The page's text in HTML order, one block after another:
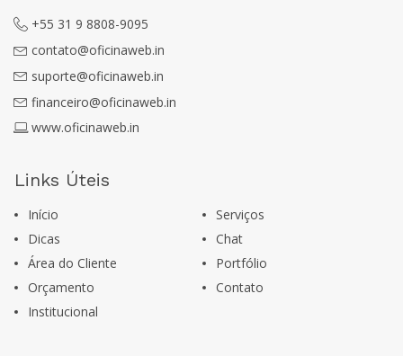
+55 31 9 8808-9095
contato@oficinaweb.in
suporte@oficinaweb.in
financeiro@oficinaweb.in
www.oficinaweb.in
Links Úteis
Início
Serviços
Dicas
Chat
Área do Cliente
Portfólio
Orçamento
Contato
Institucional